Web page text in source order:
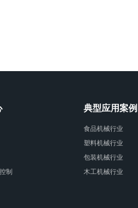
制
典型应用案例
食品机械行业
塑料机械行业
包装机械行业
木工机械行业